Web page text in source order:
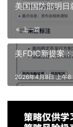
美国国防部明
上一篇
美FDIC新提案
2026年4月8日 上午